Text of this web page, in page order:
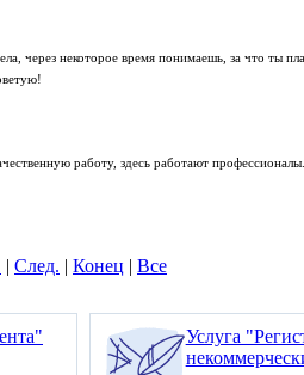
через некоторое время понимаешь, за что ты
работу, здесь работают
| След. | Конец | Все
Услуга